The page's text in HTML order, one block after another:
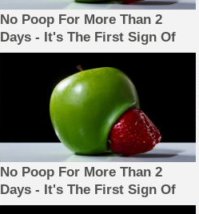
No Poop For More Than 2
Days - It's The First Sign Of
No Poop For More Than 2
Days - It's The First Sign Of